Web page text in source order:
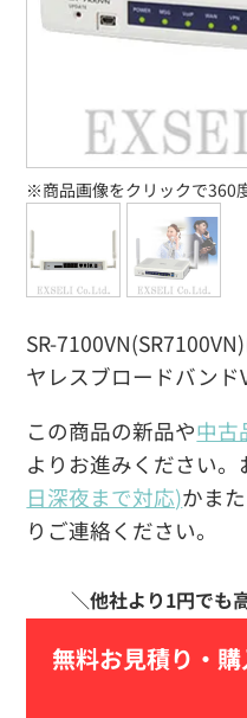
SR-
ヤレスブロードバンド
この商品の新品や中古
よりお進みください
日深夜まで対応)かま
りご連絡ください。
無料お見積り・
※商品画像をクリックで360